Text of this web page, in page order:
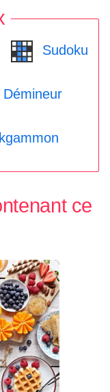
Sudoku
Démineur
ce